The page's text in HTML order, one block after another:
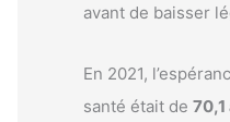
avant de baisser
En 2021,
santé était de 70,1